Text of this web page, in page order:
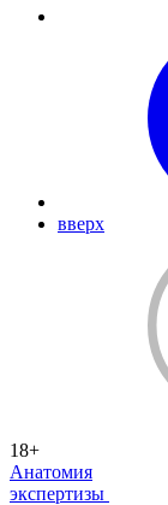
вверх
18+
Анатомия
экспертизы